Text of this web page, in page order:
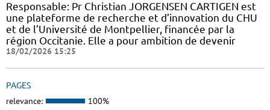
Responsable: Pr Christian JORGENSEN CARTIGEN est
une plateforme de recherche et d’innovation du CHU
et de l’Université de Montpellier, financée par la
région Occitanie. Elle a pour ambition de devenir
18/02/2026 15:25
PAGES
relevance: 100%